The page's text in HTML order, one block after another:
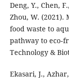
Deng, Y., Chen,
Zhou, W.
food waste to
pathway to
Technology &
Ekasari, J.,